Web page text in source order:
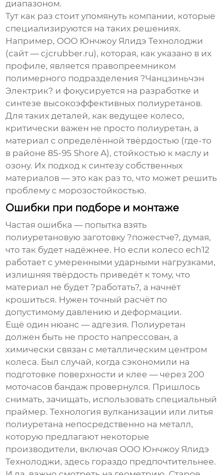
диапазоном.
Тут как раз стоит упомянуть компании, которые
специализируются на таких решениях.
Например, ООО Юнчжоу Ялидэ Технолоджи
(сайт —cjcrubber.ru), которая, как указано в их
профиле, является правопреемником
полимерного подразделения ?Чанцзиньчэн
Электрик? и фокусируется на разработке и
синтезе высокоэффективных полиуретанов.
Для таких деталей, как ведущее колесо,
критически важен не просто полиуретан, а
материал с определённой твёрдостью (где-то
в районе 85-95 Shore A), стойкостью к маслу и
озону. Их подход к синтезу собственных
материалов — это как раз то, что может решить
проблему с морозостойкостью.
Ошибки при подборе и монтаже
Частая ошибка — попытка взять
полиуретановую заготовку ?пожестче?, думая,
что так будет надёжнее. Но если колесо ech12
работает с умеренными ударными нагрузками,
излишняя твёрдость приведёт к тому, что
материал не будет ?работать?, а начнёт
крошиться. Нужен точный расчёт по
допустимому давлению и деформации.
Ещё один нюанс — адгезия. Полиуретан
должен быть не просто напрессован, а
химически связан с металлическим центром
колеса. Был случай, когда сэкономили на
подготовке поверхности и клее — через 200
моточасов бандаж провернулся. Пришлось
снимать, зачищать, использовать специальный
праймер. Технология вулканизации или литья
полиуретана непосредственно на металл,
которую предлагают некоторые
производители, включая ООО Юнчжоу Ялидэ
Технолоджи, здесь гораздо предпочтительнее.